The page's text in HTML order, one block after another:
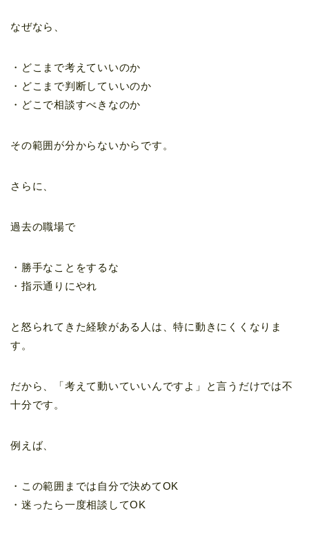
なぜなら、
・どこまで考えていいのか
・どこまで判断していいのか
・どこで相談すべきなのか
その範囲が分からないからです。
さらに、
過去の職場で
・勝手なことをするな
・指示通りにやれ
と怒られてきた経験がある人は、特に動きにくくなりま
す。
だから、「考えて動いていいんですよ」と言うだけでは不
十分です。
例えば、
・この範囲までは自分で決めてOK
・迷ったら一度相談してOK